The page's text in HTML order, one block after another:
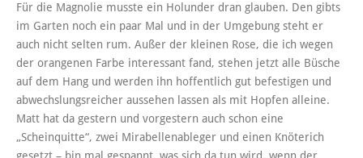
Für die Magnolie musste ein Holunder dran glauben. Den gibts
im Garten noch ein paar Mal und in der Umgebung steht er
auch nicht selten rum. Außer der kleinen Rose, die ich wegen
der orangenen Farbe interessant fand, stehen jetzt alle Büsche
auf dem Hang und werden ihn hoffentlich gut befestigen und
abwechslungsreicher aussehen lassen als mit Hopfen alleine.
Matt hat da gestern und vorgestern auch schon eine
„Scheinquitte“, zwei Mirabellenableger und einen Knöterich